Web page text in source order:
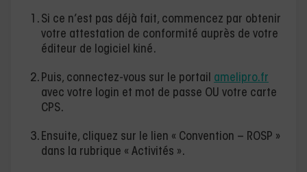
Si ce n’est pas déjà fait, commencez par obtenir
votre attestation de conformité auprès de votre
éditeur de logiciel kiné.
Puis, connectez-vous sur le portail amelipro.fr
avec votre login et mot de passe OU votre carte
CPS.
Ensuite, cliquez sur le lien « Convention – ROSP »
dans la rubrique « Activités ».